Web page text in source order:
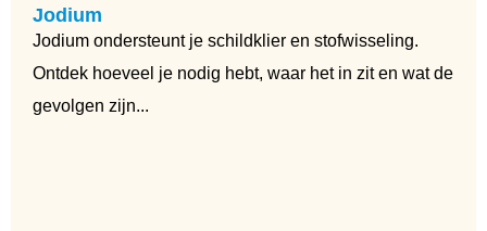
Jodium
Jodium ondersteunt je schildklier en stofwisseling.
Ontdek hoeveel je nodig hebt, waar het in zit en wat de
gevolgen zijn...